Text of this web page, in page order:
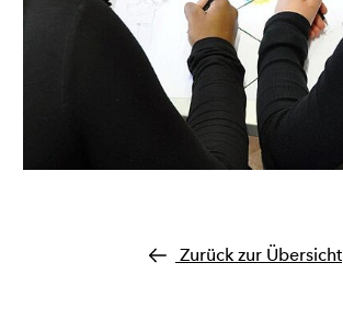
Zurück zur Übersicht